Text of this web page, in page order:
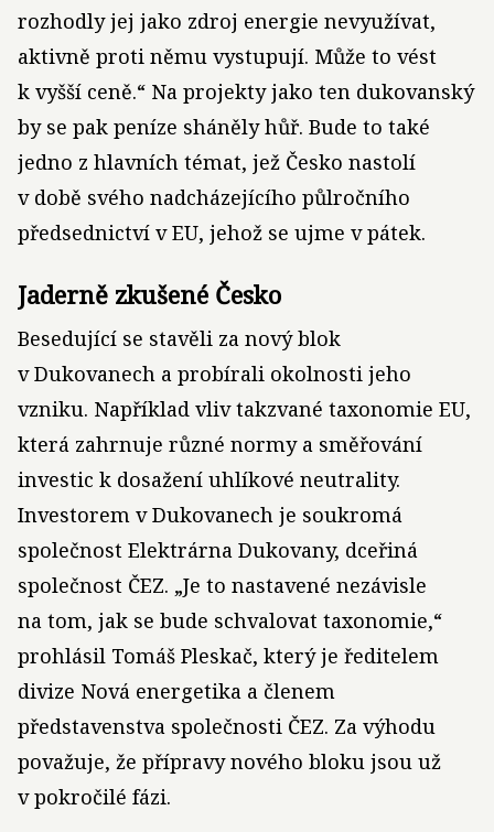
rozhodly jej jako zdroj energie nevyužívat,
aktivně proti němu vystupují. Může to vést
k vyšší ceně.“ Na projekty jako ten dukovanský
by se pak peníze sháněly hůř. Bude to také
jedno z hlavních témat, jež Česko nastolí
v době svého nadcházejícího půlročního
předsednictví v EU, jehož se ujme v pátek.
Jaderně zkušené Česko
Besedující se stavěli za nový blok
v Dukovanech a probírali okolnosti jeho
vzniku. Například vliv takzvané taxonomie EU,
která zahrnuje různé normy a směřování
investic k dosažení uhlíkové neutrality.
Investorem v Dukovanech je soukromá
společnost Elektrárna Dukovany, dceřiná
společnost ČEZ. „Je to nastavené nezávisle
na tom, jak se bude schvalovat taxonomie,“
prohlásil Tomáš Pleskač, který je ředitelem
divize Nová energetika a členem
představenstva společnosti ČEZ. Za výhodu
považuje, že přípravy nového bloku jsou už
v pokročilé fázi.